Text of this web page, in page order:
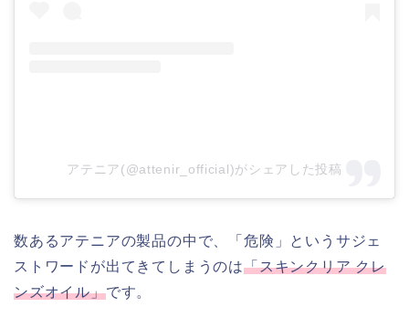
アテニア(@attenir_official)がシェアした投稿
数あるアテニアの製品の中で、「危険」というサジェ
ストワードが出てきてしまうのは「スキンクリア クレ
ンズオイル」です。